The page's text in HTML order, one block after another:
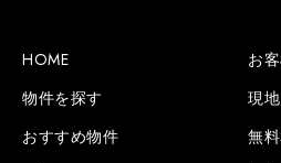
HOME
物件を探す
おすすめ物件
お
現
無